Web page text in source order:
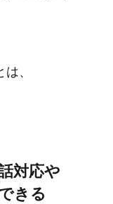
、​
対応や​
きる